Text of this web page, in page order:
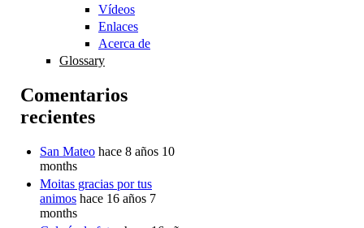
Vídeos
Enlaces
Acerca de
Glossary
Comentarios
recientes
San Mateo hace 8 años 10
months
Moitas gracias por tus
animos hace 16 años 7
months